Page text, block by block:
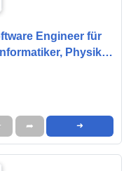
Engineer für
Physiker
➦ ➜